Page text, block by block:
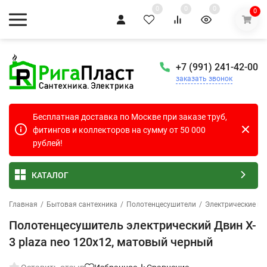
0 0 0 0
+7 (991) 241-42-00
заказать звонок
Бесплатная доставка по Москве при заказе труб,
фитингов и коллекторов на сумму от 50 000
рублей!
КАТАЛОГ
Главная / Бытовая сантехника / Полотенцесушители / Электрические
Полотенцесушитель электрический Двин X-
3 plaza neo 120х12, матовый черный